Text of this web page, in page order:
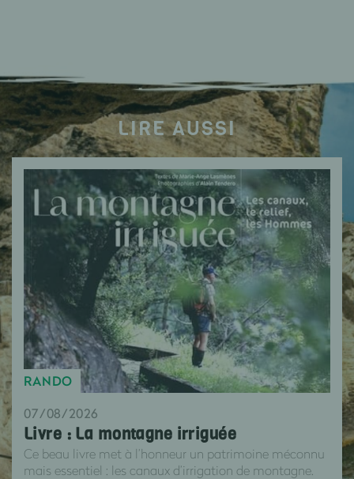
LIRE AUSSI
RANDO
07/08/2026
Livre : La montagne irriguée
Ce beau livre met à l’honneur un patrimoine méconnu
mais essentiel : les canaux d’irrigation de montagne.